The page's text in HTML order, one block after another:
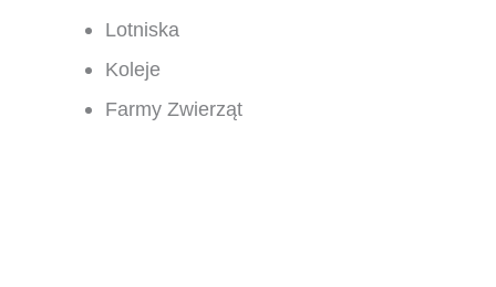
Lotniska
Koleje
Farmy Zwierząt